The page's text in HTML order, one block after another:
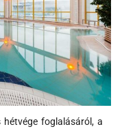
foglalásáról, a